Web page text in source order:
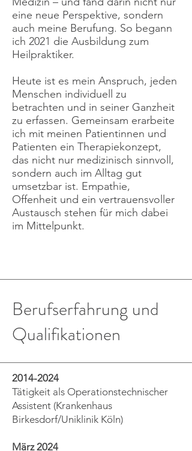
eine neue Perspektive, sondern
auch meine Berufung. So begann
ich 2021 die Ausbildung zum
Heilpraktiker.
Heute ist es mein Anspruch, jeden
Menschen individuell zu
betrachten und in seiner Ganzheit
zu erfassen. Gemeinsam erarbeite
ich mit meinen Patientinnen und
Patienten ein Therapiekonzept,
das nicht nur medizinisch sinnvoll,
sondern auch im Alltag gut
umsetzbar ist. Empathie,
Offenheit und ein vertrauensvoller
Austausch stehen für mich dabei
im Mittelpunkt.
Berufserfahrung und
Qualifikationen
2014-2024
Tätigkeit als Operationstechnischer
Assistent (Krankenhaus
Birkesdorf/Uniklinik Köln)
März 2024